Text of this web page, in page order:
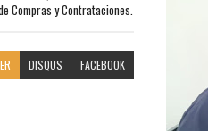
Compras y Contrataciones.
DISQUS FACEBOOK